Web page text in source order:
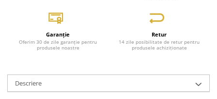
Garanție
Oferim 30 de zile garanție pentru
produsele noastre
Retur
14 zile posibilitate de retur pentru
produsele achiziționate
Descriere